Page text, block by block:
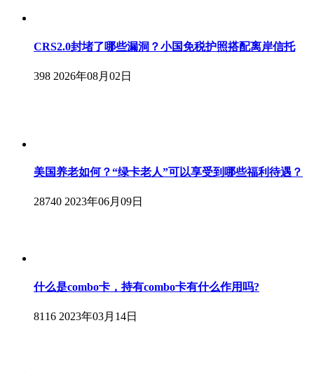
CRS2.0封堵了哪些漏洞？小国免税护照搭配离岸信托
398 2026年08月02日
美国养老如何？“绿卡老人”可以享受到哪些福利待遇？
28740 2023年06月09日
什么是combo卡，持有combo卡有什么作用吗?
8116 2023年03月14日